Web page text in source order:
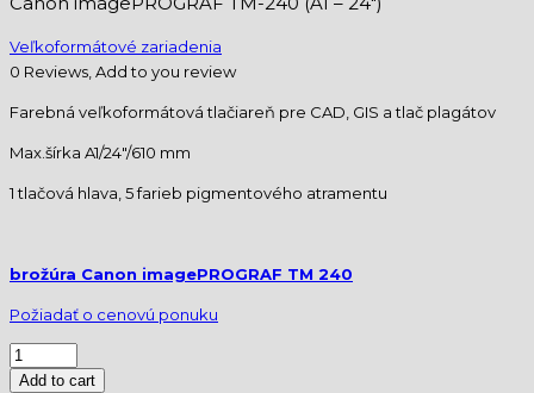
Veľkoformátové zariadenia
0 Reviews, Add to you review
Farebná veľkoformátová tlačiareň pre CAD, GIS a tlač plagátov
Max.šírka A1/24″/610 mm
1 tlačová hlava, 5 farieb pigmentového atramentu
brožúra Canon imagePROGRAF TM 240
Požiadať o cenovú ponuku
Add to cart